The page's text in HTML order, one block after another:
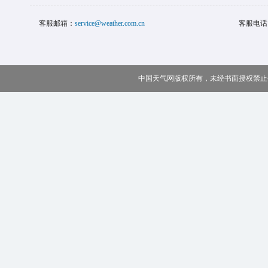
客服邮箱： service@weather.com.cn 客服电
中国天气网版权所有，未经书面授权